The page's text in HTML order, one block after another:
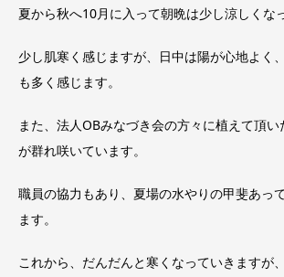
夏から秋へ10月に入って朝晩は少し涼しくな
少し肌寒く感じますが、日中は陽が心地よく
も多く感じます。
また、法人OBみなづき会の方々に植えて頂い
が群れ咲いています。
職員の協力もあり、夏場の水やりの甲斐あっ
ます。
これから、だんだんと寒くなっていきますが